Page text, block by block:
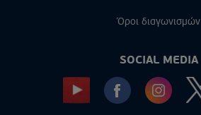
Όροι διαγωνισμών
SOCIAL MEDIA